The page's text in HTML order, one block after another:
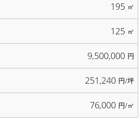
195 ㎡
125 ㎡
9,500,000 円
251,240 円/坪
76,000 円/㎡